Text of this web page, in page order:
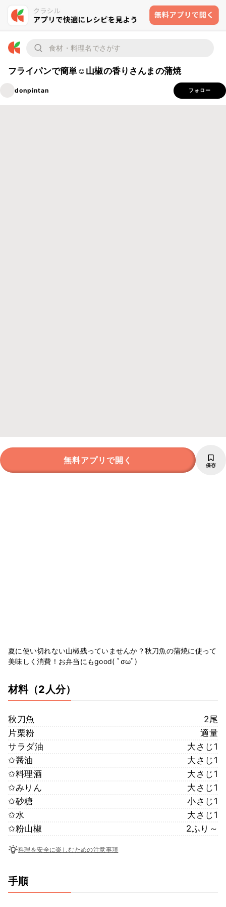
フライパンで簡単☺山椒の香りさんまの蒲焼
donpintan フォロー
無料アプリで開く 保存
夏に使い切れない山椒残っていませんか？秋刀魚の蒲焼に使って
美味しく消費！お弁当にもgood( ﾟσωﾟ)
材料（2人分）
秋刀魚
2尾
片栗粉
適量
サラダ油
大さじ1
✩醤油
大さじ1
✩料理酒
大さじ1
✩みりん
大さじ1
✩砂糖
小さじ1
✩水
大さじ1
✩粉山椒
2ふり～
料理を安全に楽しむための注意事項
手順